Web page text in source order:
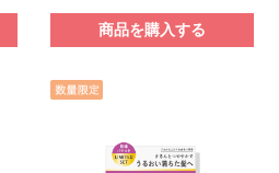
商品を購入する